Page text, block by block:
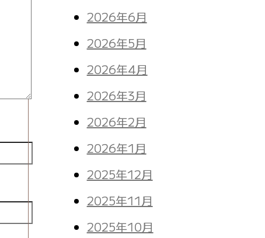
2026年6月
2026年5月
2026年4月
2026年3月
2026年2月
2026年1月
2025年12月
2025年11月
2025年10月